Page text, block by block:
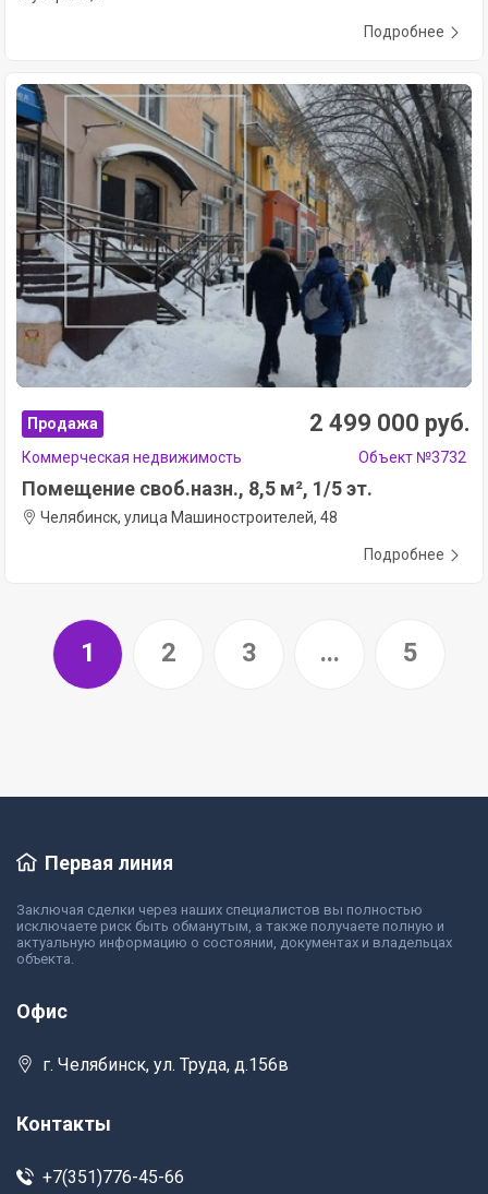
Подробнее
Продажа 2 499 000 руб.
Коммерческая недвижимость Объект №3732
Помещение своб.назн., 8,5 м², 1/5 эт.
Челябинск, улица Машиностроителей, 48
Подробнее
1 2 3 ... 5
Первая линия
Заключая сделки через наших специалистов вы полностью
исключаете риск быть обманутым, а также получаете полную и
актуальную информацию о состоянии, документах и владельцах
объекта.
Офис
г. Челябинск, ул. Труда, д.156в
Контакты
+7(351)776-45-66